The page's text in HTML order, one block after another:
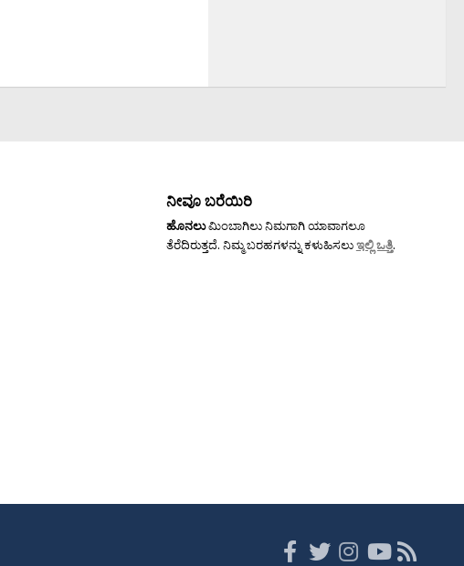
ನೀವೂ ಬರೆಯಿರಿ
ಹೊನಲುಮಿಂಬಾಗಿಲು ನಿಮಗಾಗಿ ಯಾವಾಗಲೂ
ತೆರೆದಿರುತ್ತದೆ. ನಿಮ್ಮ ಬರಹಗಳನ್ನು ಕಳುಹಿಸಲುಇಲ್ಲಿ ಒತ್ತಿ.